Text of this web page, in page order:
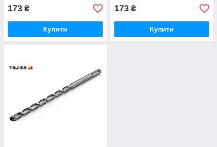
173 ₴
Купити
173 ₴
Купити